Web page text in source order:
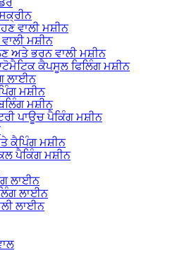
ਵਾਲੀ ਮਸ਼ੀਨ
ਮਸ਼ੀਨ
ਅਤੇ ਭਰਨ ਵਾਲੀ ਮਸ਼ੀਨ
ਕੈਪਸੂਲ ਫਿਲਿੰਗ ਮਸ਼ੀਨ
ਲਾਈਨ
ਮਸ਼ੀਨ
ਮਸ਼ੀਨ
ਪਾਊਚ ਪੈਕਿੰਗ ਮਸ਼ੀਨ
ਕੈਪਿੰਗ ਮਸ਼ੀਨ
ਪੈਕਿੰਗ ਮਸ਼ੀਨ
ਲਾਈਨ
ਲਾਈਨ
ਲਾਈਨ